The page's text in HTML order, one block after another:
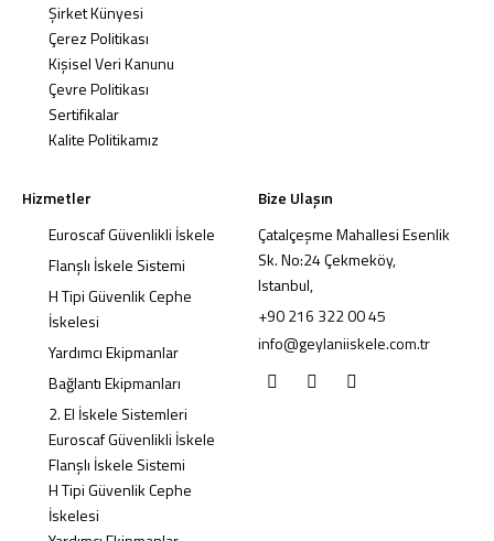
Şirket Künyesi
Çerez Politikası
Kişisel Veri Kanunu
Çevre Politikası
Sertifikalar
Kalite Politikamız
Hizmetler
Euroscaf Güvenlikli İskele
Flanşlı İskele Sistemi
H Tipi Güvenlik Cephe
İskelesi
Yardımcı Ekipmanlar
Bağlantı Ekipmanları
2. El İskele Sistemleri
Euroscaf Güvenlikli İskele
Flanşlı İskele Sistemi
H Tipi Güvenlik Cephe
İskelesi
Bize Ulaşın
Çatalçeşme Mahallesi Esenlik
Sk. No:24 Çekmeköy,
Istanbul,
+90 216 322 00 45
info@geylaniiskele.com.tr